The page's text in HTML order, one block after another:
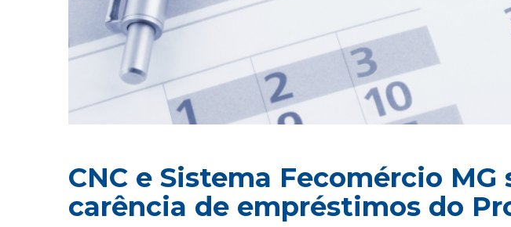
CNC e Sistema Fecomércio
carência de empréstimos do